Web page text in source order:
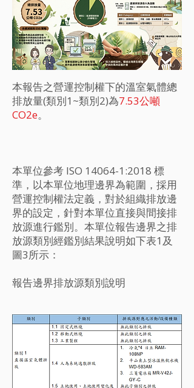
本報告之營運控制權下的溫室氣體總
排放量(類別1~類別2)為7.53公噸
CO2e。
本單位參考 ISO 14064-1:2018 標
準，以本單位地理邊界為範圍，採用
營運控制權法定義，對於組織排放邊
界的設定，針對本單位直接與間接排
放源進行鑑別。本單位報告邊界之排
放源類別經鑑別結果說明如下表1及
圖3所示：
​報告邊界排放源類別說明